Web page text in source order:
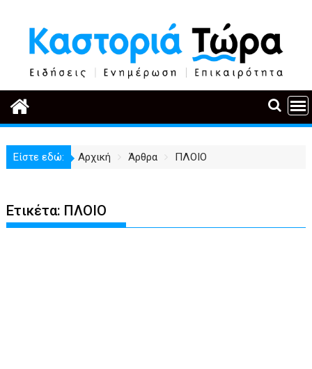
περιεχόμενο
Είστε εδώ: Αρχική Άρθρα ΠΛΟΙΟ
Ετικέτα: ΠΛΟΙΟ